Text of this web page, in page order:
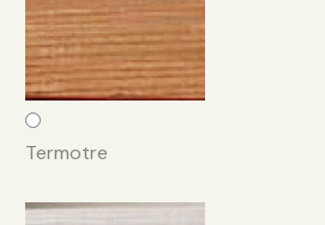
Termotre